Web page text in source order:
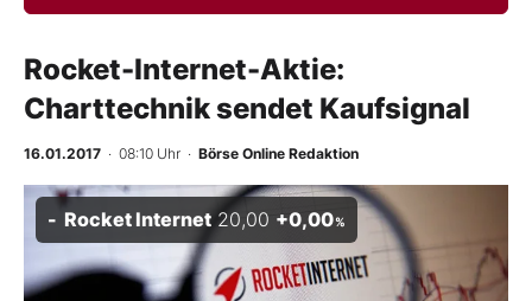
Finanz-Check
BO-Musterdepots
Experten
Rocket-Internet-Aktie:
Charttechnik sendet Kaufsignal
16.01.2017 · 08:10 Uhr · Börse Online Redaktion
Rocket Internet 20,00 +0,00%